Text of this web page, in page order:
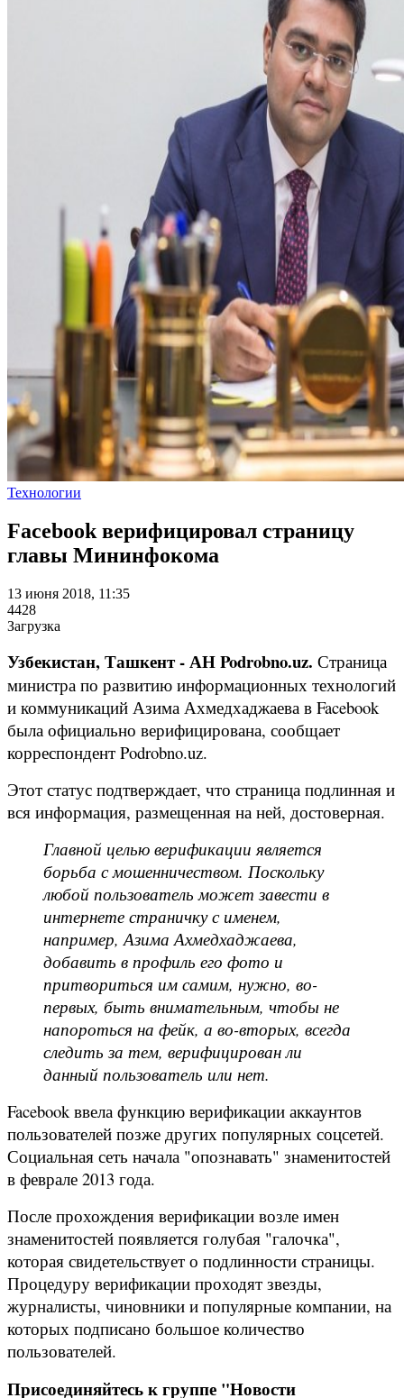
Технологии
Facebook верифицировал страницу
главы Мининфокома
13 июня 2018, 11:35
4428
Загрузка
Узбекистан, Ташкент - АН Podrobno.uz. Страница
министра по развитию информационных технологий
и коммуникаций Азима Ахмедхаджаева в Facebook
была официально верифицирована, сообщает
корреспондент Podrobno.uz.
Этот статус подтверждает, что страница подлинная и
вся информация, размещенная на ней, достоверная.
Главной целью верификации является
борьба с мошенничеством. Поскольку
любой пользователь может завести в
интернете страничку с именем,
например, Азима Ахмедхаджаева,
добавить в профиль его фото и
притвориться им самим, нужно, во-
первых, быть внимательным, чтобы не
напороться на фейк, а во-вторых, всегда
следить за тем, верифицирован ли
данный пользователь или нет.
Facebook ввела функцию верификации аккаунтов
пользователей позже других популярных соцсетей.
Социальная сеть начала "опознавать" знаменитостей
в феврале 2013 года.
После прохождения верификации возле имен
знаменитостей появляется голубая "галочка",
которая свидетельствует о подлинности страницы.
Процедуру верификации проходят звезды,
журналисты, чиновники и популярные компании, на
которых подписано большое количество
пользователей.
Присоединяйтесь к группе "Новости